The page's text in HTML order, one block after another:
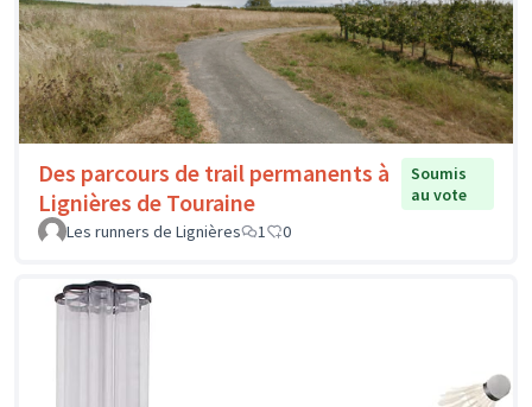
Des parcours de trail permanents à
Lignières de Touraine
Soumis
au vote
Les runners de Lignières
1 0